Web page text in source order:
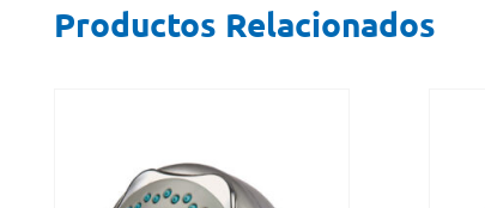
Productos Relacionados